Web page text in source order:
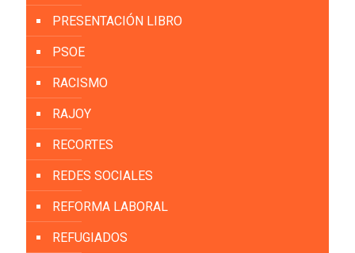
PRESENTACIÓN LIBRO
PSOE
RACISMO
RAJOY
RECORTES
REDES SOCIALES
REFORMA LABORAL
REFUGIADOS